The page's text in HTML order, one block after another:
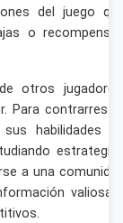
del juego
o
otros
Para
habilidades
a una
valiosa